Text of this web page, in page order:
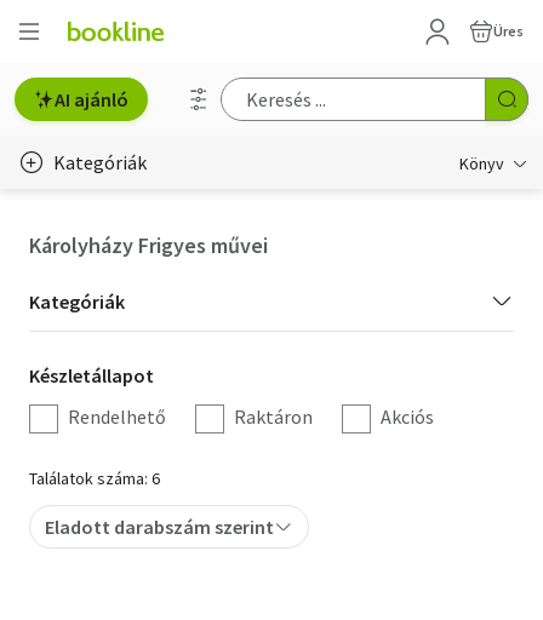
Üres
AI ajánló
Kategóriák Könyv
Hobbi, szabadidő
Irodalom
Művészet
Szakkönyv
Károlyházy Frigyes művei
Kategória
szűrés
Kategóriák
Készletállapot
szűrés
Készletállapot
Rendelhető
Raktáron Akciós
Találatok száma: 6
Eladott darabszám szerint